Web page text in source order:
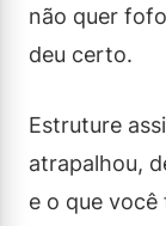
não quer
deu certo.
Estruture
atrapalhou,
e o que você